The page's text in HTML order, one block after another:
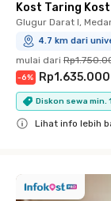
Kost Taring Kost
Glugur Darat I,
4.7 km dari
mulai dari
-6% Rp1.635.000
Diskon sewa min.
Lihat info lebih